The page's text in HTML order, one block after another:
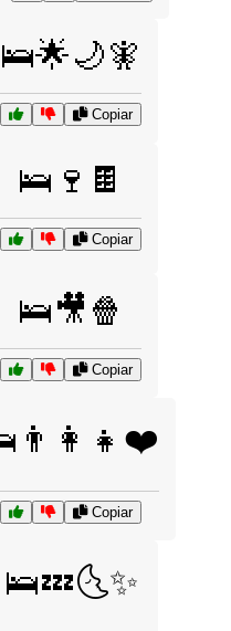
🛌🌟🌙🧚
Copiar
🛌🍷🍫
Copiar
🛌🎥🍿
Copiar
Copiar
🛌💤🌜✨